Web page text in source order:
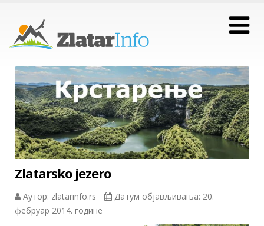
Zlatarsko jezero
Аутор: zlatarinfo.rs
Датум објављивања: 20.
фебруар 2014. године